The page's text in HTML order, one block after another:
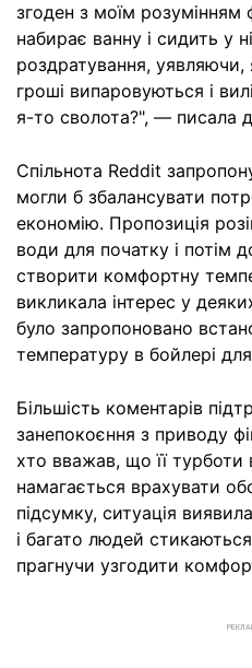
згоден з моїм розумінням
набирає ванну і сидить у
роздратування, уявляючи,
гроші випаровуються і
я-то сволота?", — писала
Спільнота Reddit
могли б збалансувати
економію. Пропозиція
води для початку і потім
створити комфортну
викликала інтерес у
було запропоновано
температуру в бойлері
Більшість коментарів
занепокоєння з приводу
хто вважав, що її турботи
намагається врахувати
підсумку, ситуація
і багато людей
прагнучи узгодити